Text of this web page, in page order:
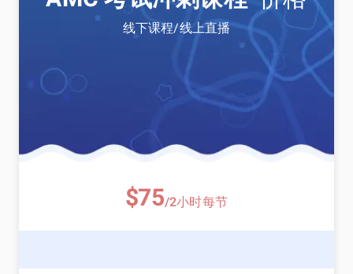
线下课程/线上直播
$75/2小时每节